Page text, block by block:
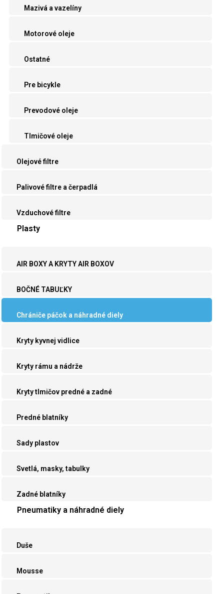
Mazivá a vazelíny
Motorové oleje
Ostatné
Pre bicykle
Prevodové oleje
Tlmičové oleje
Olejové filtre
Palivové filtre a čerpadlá
Vzduchové filtre
Plasty
AIR BOXY A KRYTY AIR BOXOV
BOČNÉ TABUĽKY
Chrániče páčok a náhradné diely
Kryty kyvnej vidlice
Kryty rámu a nádrže
Kryty tlmičov predné a zadné
Predné blatníky
Sady plastov
Svetlá, masky, tabulky
Zadné blatníky
Pneumatiky a náhradné diely
Duše
Mousse